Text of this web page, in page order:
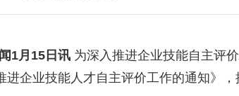
1月15日讯为深入推进企业技能自主评
进企业技能人才自主评价工作的通知》